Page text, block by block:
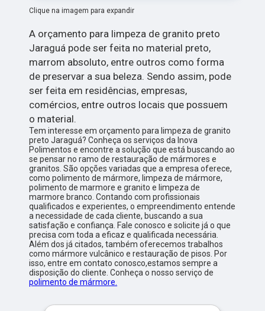
Clique na imagem para expandir
A orçamento para limpeza de granito preto
Jaraguá pode ser feita no material preto,
marrom absoluto, entre outros como forma
de preservar a sua beleza. Sendo assim, pode
ser feita em residências, empresas,
comércios, entre outros locais que possuem
o material.
Tem interesse em orçamento para limpeza de granito
preto Jaraguá? Conheça os serviços da Inova
Polimentos e encontre a solução que está buscando ao
se pensar no ramo de restauração de mármores e
granitos. São opções variadas que a empresa oferece,
como polimento de mármore, limpeza de mármore,
polimento de marmore e granito e limpeza de
marmore branco. Contando com profissionais
qualificados e experientes, o empreendimento entende
a necessidade de cada cliente, buscando a sua
satisfação e confiança. Fale conosco e solicite já o que
precisa com toda a eficaz e qualificada necessária.
Além dos já citados, também oferecemos trabalhos
como mármore vulcânico e restauração de pisos. Por
isso, entre em contato conosco,estamos sempre a
disposição do cliente. Conheça o nosso serviço de
polimento de mármore.